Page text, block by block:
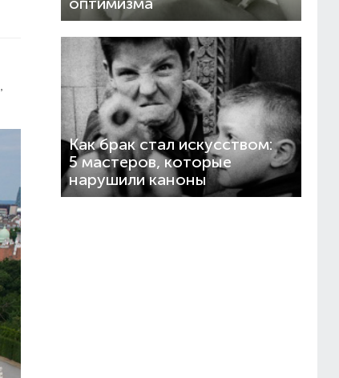
Как брак стал искусством:
5 мастеров, которые
нарушили каноны